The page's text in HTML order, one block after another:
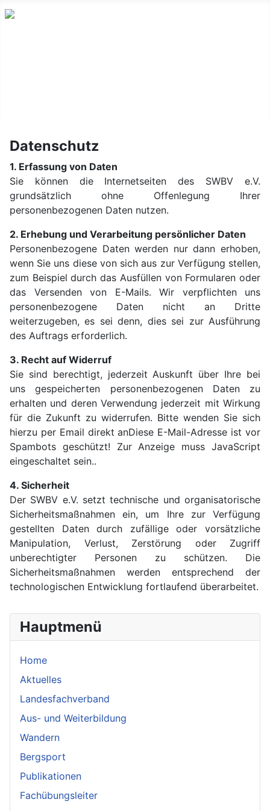
Hauptmenü
Home
Aktuelles
Landesfachverband
Aus- und Weiterbildung
Wandern
Bergsport
Publikationen
Fachübungsleiter
Datenschutz
1. Erfassung von Daten
Sie können die Internetseiten des SWBV e.V.
grundsätzlich ohne Offenlegung Ihrer
personenbezogenen Daten nutzen.
2. Erhebung und Verarbeitung persönlicher Daten
Personenbezogene Daten werden nur dann erhoben,
wenn Sie uns diese von sich aus zur Verfügung stellen,
zum Beispiel durch das Ausfüllen von Formularen oder
das Versenden von E-Mails. Wir verpflichten uns
personenbezogene Daten nicht an Dritte
weiterzugeben, es sei denn, dies sei zur Ausführung
des Auftrags erforderlich.
3. Recht auf Widerruf
Sie sind berechtigt, jederzeit Auskunft über Ihre bei
uns gespeicherten personenbezogenen Daten zu
erhalten und deren Verwendung jederzeit mit Wirkung
für die Zukunft zu widerrufen. Bitte wenden Sie sich
hierzu per Email direkt anDiese E-Mail-Adresse ist vor
Spambots geschützt! Zur Anzeige muss JavaScript
eingeschaltet sein..
4. Sicherheit
Der SWBV e.V. setzt technische und organisatorische
Sicherheitsmaßnahmen ein, um Ihre zur Verfügung
gestellten Daten durch zufällige oder vorsätzliche
Manipulation, Verlust, Zerstörung oder Zugriff
unberechtigter Personen zu schützen. Die
Sicherheitsmaßnahmen werden entsprechend der
technologischen Entwicklung fortlaufend überarbeitet.